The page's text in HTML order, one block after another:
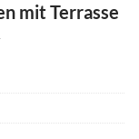
mit Terrasse